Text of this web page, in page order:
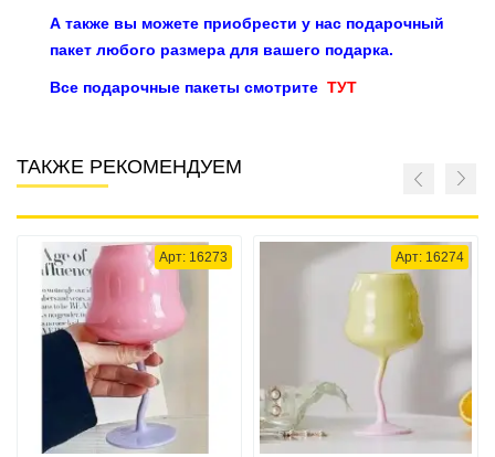
А также вы можете приобрести у нас подарочный
пакет любого размера для вашего подарка.
Все подарочные пакеты смотрите ТУТ
ТАКЖЕ РЕКОМЕНДУЕМ
Арт: 16273 Арт: 16274